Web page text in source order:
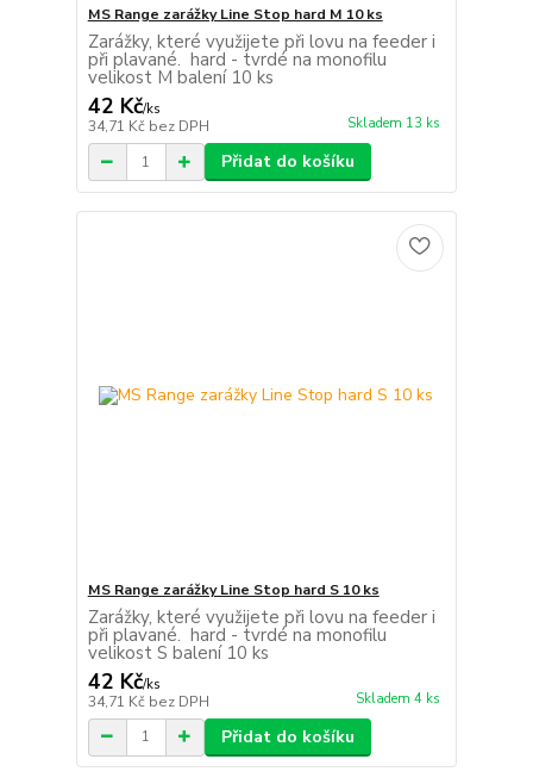
MS Range zarážky Line Stop hard M 10 ks
Zarážky, které využijete při lovu na feeder i
při plavané. hard - tvrdé na monofilu
velikost M balení 10 ks
42 Kč/ks
34,71 Kč bez DPH Skladem 13 ks
Přidat do košíku
MS Range zarážky Line Stop hard S 10 ks
Zarážky, které využijete při lovu na feeder i
při plavané. hard - tvrdé na monofilu
velikost S balení 10 ks
42 Kč/ks
34,71 Kč bez DPH Skladem 4 ks
Přidat do košíku